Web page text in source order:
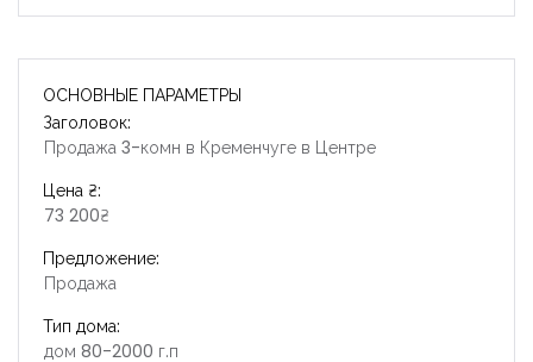
ОСНОВНЫЕ ПАРАМЕТРЫ
Заголовок:
Продажа 3-комн в Кременчуге в Центре
Цена ₴:
73 200₴
Предложение:
Продажа
Тип дома:
дом 80-2000 г.п